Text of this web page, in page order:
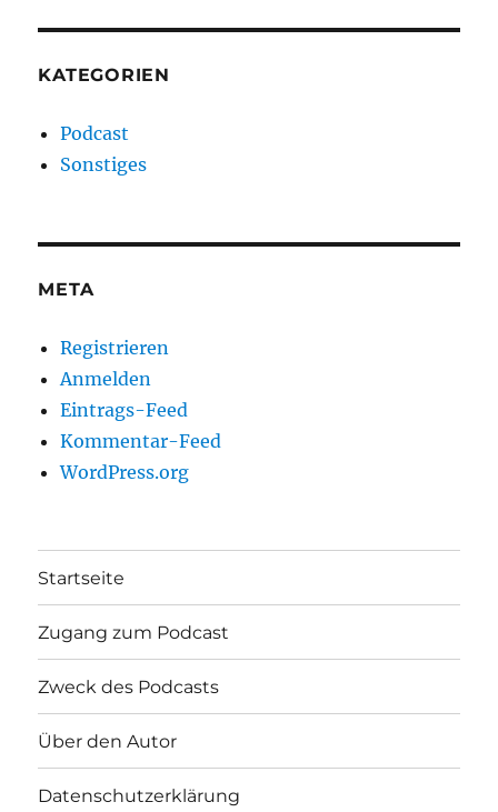
KATEGORIEN
Podcast
Sonstiges
META
Registrieren
Anmelden
Eintrags-Feed
Kommentar-Feed
WordPress.org
Startseite
Zugang zum Podcast
Zweck des Podcasts
Über den Autor
Datenschutzerklärung